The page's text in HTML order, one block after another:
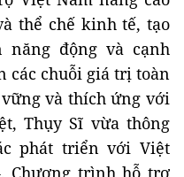
thể chế kinh tế, tạo
động và cạnh
các chuỗi giá trị toàn
và thích ứng với
Thụy Sĩ vừa thông
phát triển với Việt
Chương trình hỗ trợ